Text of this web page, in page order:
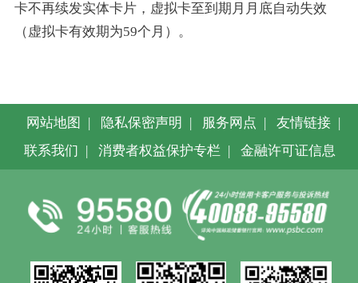
卡不再续发实体卡片，虚拟卡至到期月月底自动失效
（虚拟卡有效期为59个月）。
网站地图 | 隐私保密声明 | 服务网点 | 友情链接 |
联系我们 | 消费者权益保护专栏 | 金融许可证信息